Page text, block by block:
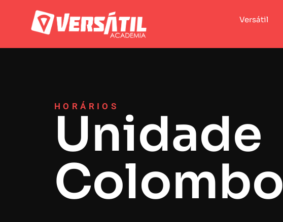
Versátil
HORÁRIOS
Unidade
Colombo